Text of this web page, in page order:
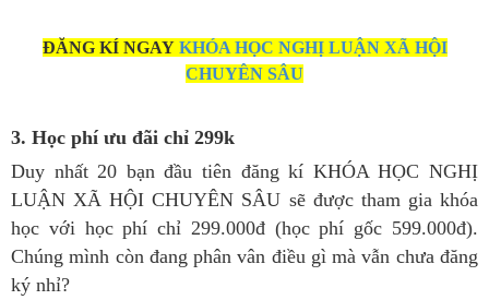
ĐĂNG KÍ NGAY KHÓA HỌC NGHỊ LUẬN XÃ HỘI
CHUYÊN SÂU
3. Học phí ưu đãi chỉ 299k
Duy nhất 20 bạn đầu tiên đăng kí KHÓA HỌC NGHỊ
LUẬN XÃ HỘI CHUYÊN SÂU sẽ được tham gia khóa
học với học phí chỉ 299.000đ (học phí gốc 599.000đ).
Chúng mình còn đang phân vân điều gì mà vẫn chưa đăng
ký nhỉ?